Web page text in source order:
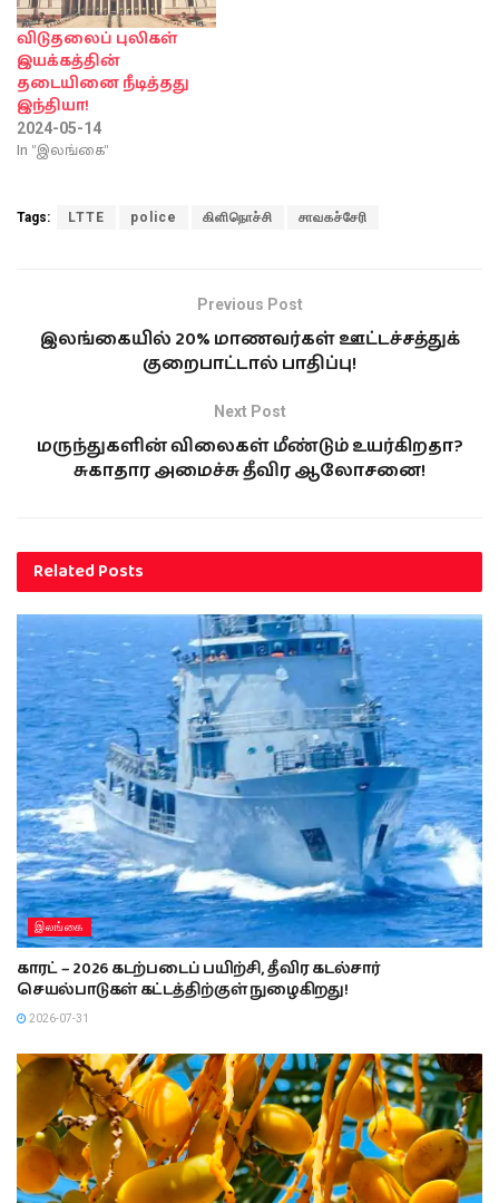
விடுதலைப் புலிகள்
இயக்கத்தின்
தடையினை நீடித்தது
இந்தியா!
2024-05-14
In "இலங்கை"
Tags: LTTE police கிளிநொச்சி சாவகச்சேரி
Previous Post
இலங்கையில் 20% மாணவர்கள் ஊட்டச்சத்துக்
குறைபாட்டால் பாதிப்பு!
Next Post
மருந்துகளின் விலைகள் மீண்டும் உயர்கிறதா?
சுகாதார அமைச்சு தீவிர ஆலோசனை!
RelatedPosts
இலங்கை
காரட் – 2026 கடற்படைப் பயிற்சி, தீவிர கடல்சார்
செயல்பாடுகள் கட்டத்திற்குள் நுழைகிறது!
2026-07-31